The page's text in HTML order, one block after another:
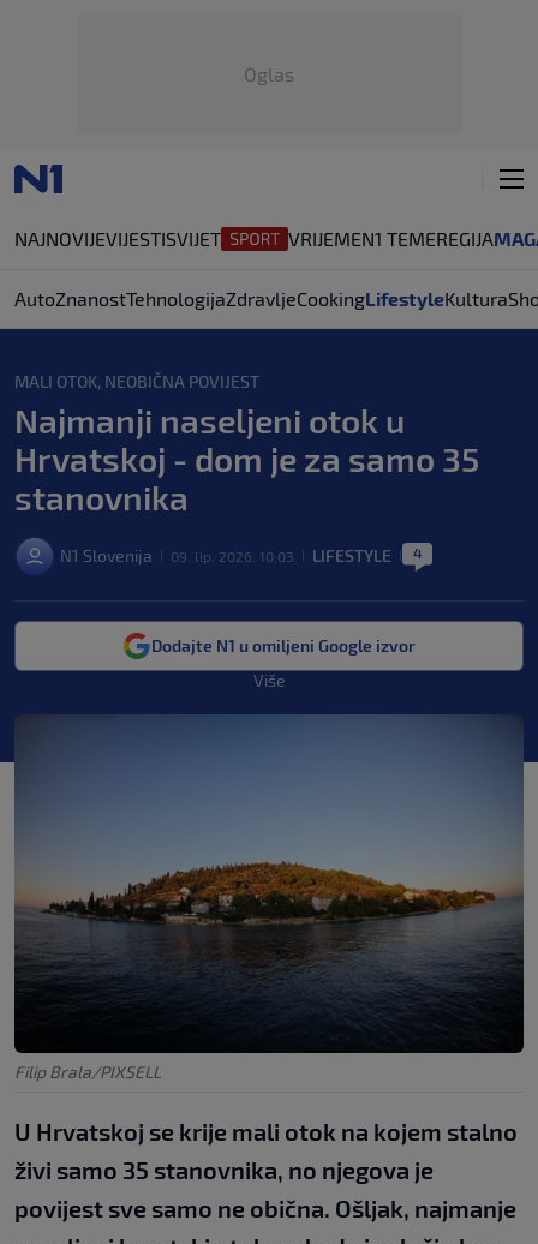
Oglas
NAJNOVIJEVIJESTISVIJET VRIJEMEN1 TEMEREGIJA
AutoZnanostTehnologijaZdravljeCookingLifestyleKultura
MALI OTOK, NEOBIČNA POVIJEST
Najmanji naseljeni otok u
Hrvatskoj - dom je za samo 35
stanovnika
N1 Slovenija 09. lip. 2026. 10:03 LIFESTYLE 4
Dodajte N1 u omiljeni Google izvor
Više
Filip Brala/PIXSELL
U Hrvatskoj se krije mali otok na kojem stalno
živi samo 35 stanovnika, no njegova je
povijest sve samo ne obična. Ošljak, najmanje